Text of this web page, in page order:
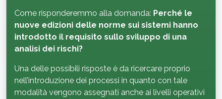
Come risponderemmo alla domanda: Perché le
nuove edizioni delle norme sui sistemi hanno
introdotto il requisito sullo sviluppo di una
analisi dei rischi?
Una delle possibili risposte è da ricercare proprio
nell’introduzione dei processi in quanto con tale
modalità vengono assegnati anche ai livelli operativi